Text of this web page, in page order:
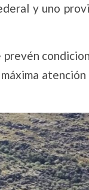
y uno